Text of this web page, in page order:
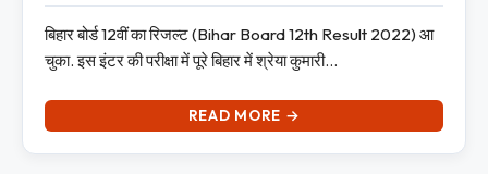
बिहार बोर्ड 12वीं का रिजल्ट (Bihar Board 12th Result 2022) आ
चुका. इस इंटर की परीक्षा में पूरे बिहार में श्रेया कुमारी…
READ MORE →